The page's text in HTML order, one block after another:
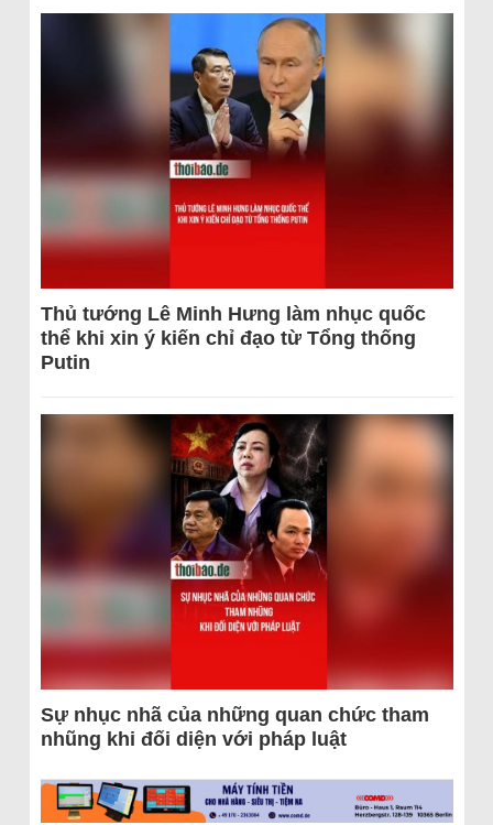
Thủ tướng Lê Minh Hưng làm nhục quốc
thể khi xin ý kiến chỉ đạo từ Tổng thống
Putin
Sự nhục nhã của những quan chức tham
nhũng khi đối diện với pháp luật